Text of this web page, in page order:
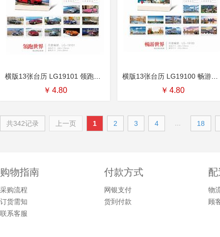
￥ 4.80 ￥ 4.80
共342记录 上一页 1 2 3 4 18
购物指南
采购流程
订货需知
联系客服
付款方式
网银支付
货到付款
物
顾